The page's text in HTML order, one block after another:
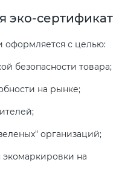
эко-сертификат
оформляется с целью:
безопасности товара;
на рынке;
организаций;
на